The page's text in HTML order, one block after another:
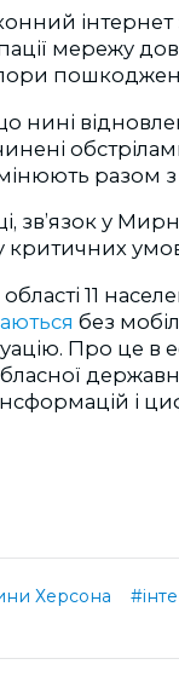
інтернет
мережу
нині
разом
зв’язок у
критичних
11
без
Про це в
і
Херсона